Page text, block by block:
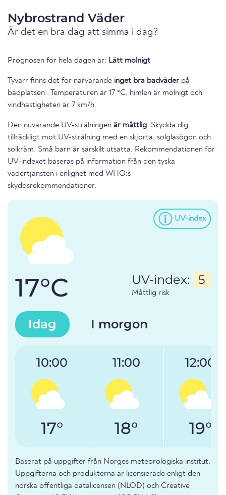
Nybrostrand Väder
Är det en bra dag att simma i dag?
Prognosen för hela dagen är: Lätt molnigt
Tyvärr finns det för närvarande inget bra badväder på
badplatsen . Temperaturen är 17 °C, himlen är molnigt och
vindhastigheten är 7 km/h.
Den nuvarande UV-strålningen är måttlig. Skydda dig
tillräckligt mot UV-strålning med en skjorta, solglasögon och
solkräm. Små barn är särskilt utsatta. Rekommendationen för
UV-indexet baseras på information från den tyska
vädertjänsten i enlighet med WHO:s
skyddsrekommendationer.
UV-index
17°C UV-index: 5
Måttlig risk
Idag I morgon
10:00
17°
11:00
18°
12:00
19°
Baserat på uppgifter från Norges meteorologiska institut.
Uppgifterna och produkterna är licensierade enligt den
norska offentliga datalicensen (NLOD) och Creative